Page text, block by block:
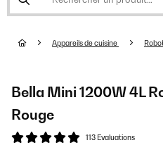
Appareils de cuisine
Bella Mini 1200W 4L
Rouge
113 Evaluations